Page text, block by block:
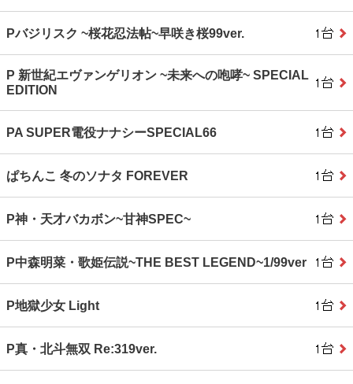
Pバジリスク ~桜花忍法帖~早咲き桜99ver.
P 新世紀エヴァンゲリオン ~未来への咆哮~ SPECIAL
EDITION
PA SUPER電役ナナシーSPECIAL66
ぱちんこ 冬のソナタ FOREVER
P神・天才バカボン~甘神SPEC~
P中森明菜・歌姫伝説~THE BEST LEGEND~1/99ver
P地獄少女 Light
P真・北斗無双 Re:319ver.